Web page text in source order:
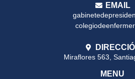
EMAIL
Miraflores 563,
MENU